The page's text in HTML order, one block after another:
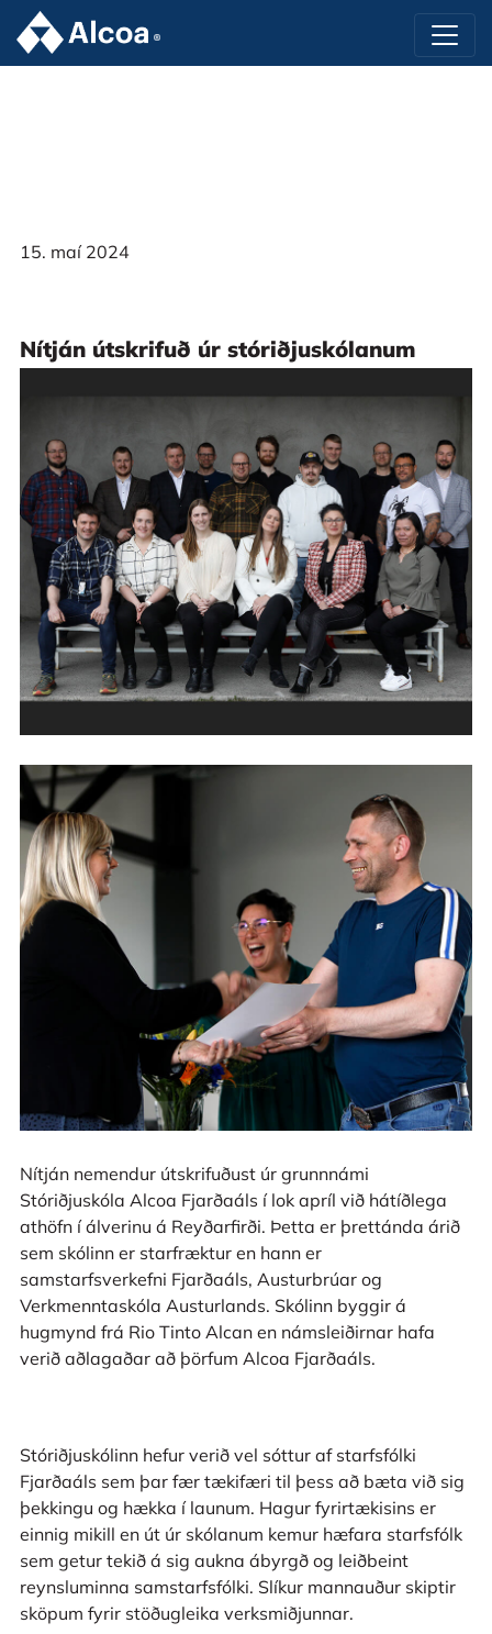
15. maí 2024
Nítján útskrifuð úr stóriðjuskólanum
Nítján nemendur útskrifuðust úr grunnnámi
Stóriðjuskóla Alcoa Fjarðaáls í lok apríl við hátíðlega
athöfn í álverinu á Reyðarfirði. Þetta er þrettánda árið
sem skólinn er starfræktur en hann er
samstarfsverkefni Fjarðaáls, Austurbrúar og
Verkmenntaskóla Austurlands. Skólinn byggir á
hugmynd frá Rio Tinto Alcan en námsleiðirnar hafa
verið aðlagaðar að þörfum Alcoa Fjarðaáls.
Stóriðjuskólinn hefur verið vel sóttur af starfsfólki
Fjarðaáls sem þar fær tækifæri til þess að bæta við sig
þekkingu og hækka í launum. Hagur fyrirtækisins er
einnig mikill en út úr skólanum kemur hæfara starfsfólk
sem getur tekið á sig aukna ábyrgð og leiðbeint
reynsluminna samstarfsfólki. Slíkur mannauður skiptir
sköpum fyrir stöðugleika verksmiðjunnar.